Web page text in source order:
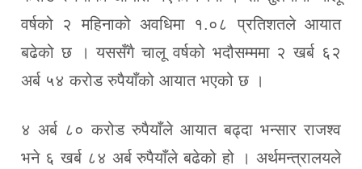
वर्षको २ महिनाको अवधिमा १.०८ प्रतिशतले आयात
बढेको छ । यससँगै चालू वर्षको भदौसम्ममा २ खर्ब ६२
अर्ब ५४ करोड रुपैयाँको आयात भएको छ ।
४ अर्ब ८० करोड रुपैयाँले आयात बढ्दा भन्सार राजश्व
भने ६ खर्ब ८४ अर्ब रुपैयाँले बढेको हो । अर्थमन्त्रालयले